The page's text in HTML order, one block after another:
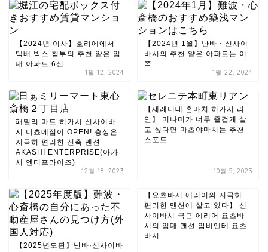
【2024년 이사】호리에에서
택배 박스 첨부의 추천 얕은 임
대 아파트 6선
1월 12, 2024
【2024년 1월】난바・신사이
바시의 추천 얕은 아파트는 이
쪽
1월 22, 2024
패밀리 마트 히가시 신사이바
시 니쵸메점이 OPEN! 층상은
지극히 편리한 신축 맨션
AKASHI ENTERPRISE(아카
시 엔터프라이즈)
12월 18, 2023
【세레니테 혼마치 히가시 리
안】 미나미가 너무 즐겁게 살
고 싶다면 마츠야마치는 추천
스포트
10월 5, 2023
【2025년도판】난바·신사이바
【요츠바시 에리어의 지극히
편리한 맨션에 살고 있다】 신
사이바시 극근 에리어 요츠바
시의 임대 맨션 암비엔테 요츠
바시